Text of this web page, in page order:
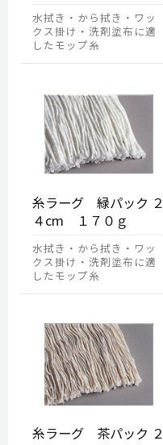
水拭き・から拭き・ワッ
クス掛け・洗剤塗布に適
したモップ糸
糸ラーグ 緑パック ２
４cm １７０ｇ
水拭き・から拭き・ワッ
クス掛け・洗剤塗布に適
したモップ糸
糸ラーグ 茶パック ２